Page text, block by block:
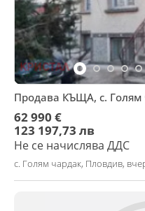
Продава КЪЩА, с. Голям
62 990 €
123 197,73 лв
Не се начислява ДДС
с. Голям чардак, Пловдив,